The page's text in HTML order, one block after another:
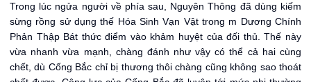
Trong lúc ngửa người về phía sau, Nguyên Thông đã dùng kiếm
sừng rồng sử dụng thế Hóa Sinh Vạn Vật trong m Dương Chính
Phản Thập Bát thức điểm vào khảm huyệt của đối thủ. Thế này
vừa nhanh vừa mạnh, chàng đánh như vậy có thể cả hai cùng
chết, dù Cống Bắc chỉ bị thương thôi chàng cũng không sao thoát